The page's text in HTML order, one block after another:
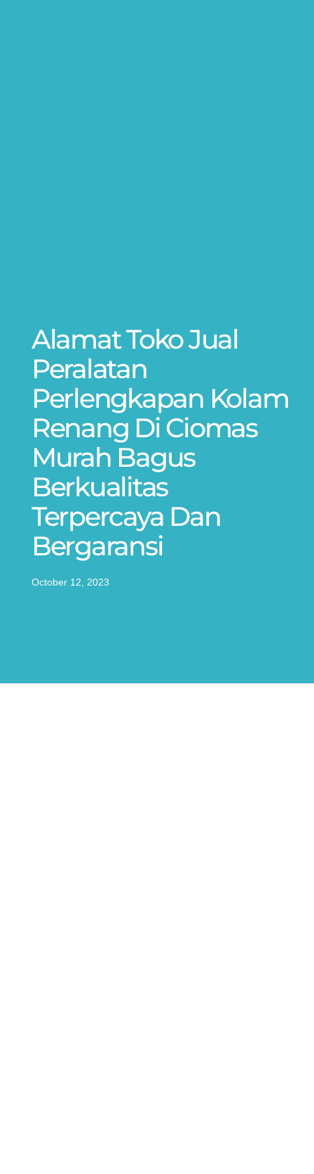
Alamat Toko Jual
Peralatan
Perlengkapan Kolam
Renang Di Ciomas
Murah Bagus
Berkualitas
Terpercaya Dan
Bergaransi
October 12, 2023